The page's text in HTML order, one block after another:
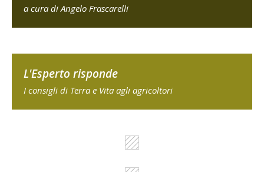
a cura di Angelo Frascarelli
L'Esperto risponde
I consigli di Terra e Vita agli agricoltori